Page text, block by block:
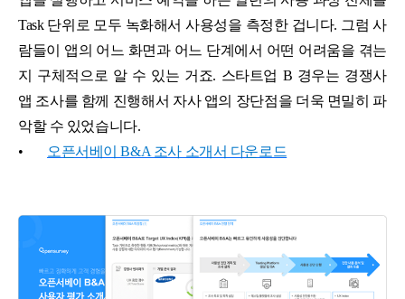
Task 단위로 모두 녹화해서 사용성을 측정한 겁니다. 그럼 사
람들이 앱의 어느 화면과 어느 단계에서 어떤 어려움을 겪는
지 구체적으로 알 수 있는 거죠. 스타트업 B 경우는 경쟁사
앱 조사를 함께 진행해서 자사 앱의 장단점을 더욱 면밀히 파
악할 수 있었습니다.
•
오픈서베이 B&A 조사 소개서 다운로드